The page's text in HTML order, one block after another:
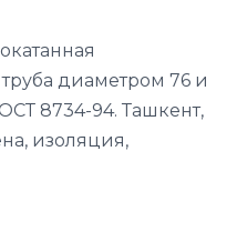
диаметром 76 и
8734-94. Ташкент,
изоляция,